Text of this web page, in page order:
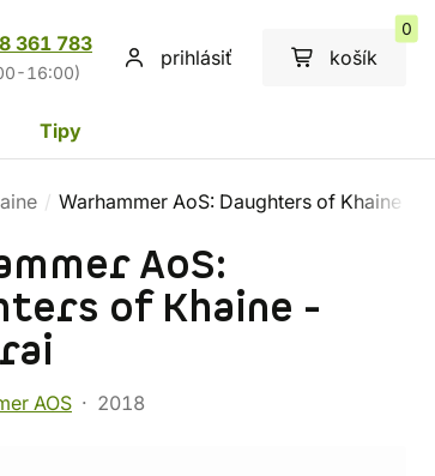
361 783
16:00)
prihlásiť košík
0
Tipy
Warhammer AoS: Daughters of Khaine -
AoS:
of Khaine -
AOS 2018